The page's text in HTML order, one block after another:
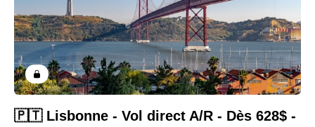
🇵🇹 Lisbonne - Vol direct A/R - Dès 628$ -